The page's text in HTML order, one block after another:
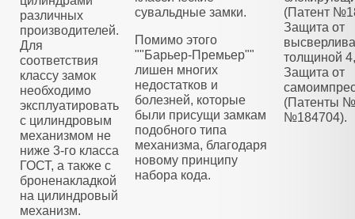
различных
производителей.
Для
соответствия
классу замок
необходимо
эксплуатировать
с цилиндровым
механизмом не
ниже 3-го класса
ГОСТ, а также с
броненакладкой
на цилиндровый
механизм.
сувальдные замки.
Помимо этого
""Барьер-Премьер""
лишен многих
недостатков и
болезней, которые
были присущи замкам
подобного типа
механизма, благодаря
новому принципу
набора кода.
(Патент
Защита от
толщиной
Защита от
(Патенты
№184704).